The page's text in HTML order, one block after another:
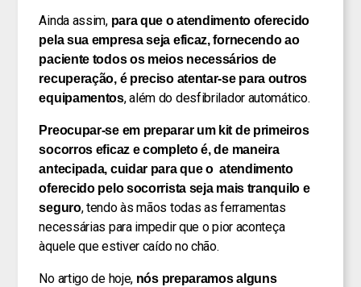
Ainda assim, para que o atendimento oferecido
pela sua empresa seja eficaz, fornecendo ao
paciente todos os meios necessários de
recuperação, é preciso atentar-se para outros
equipamentos, além do desfibrilador automático.
Preocupar-se em preparar um kit de primeiros
socorros eficaz e completo é, de maneira
antecipada, cuidar para que o atendimento
oferecido pelo socorrista seja mais tranquilo e
seguro, tendo às mãos todas as ferramentas
necessárias para impedir que o pior aconteça
àquele que estiver caído no chão.
No artigo de hoje, nós preparamos alguns